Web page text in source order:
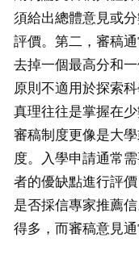
須給出總體意見或
評價。第二，審稿
去掉一個最高分和
原則不適用於探索
真理往往是掌握在
審稿制度更像是大
度。入學申請通常
者的優缺點進行評
是否採信專家推薦
得多，而審稿意見通